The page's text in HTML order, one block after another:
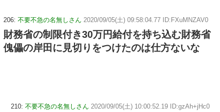
206: 不要不急の名無しさん 2020/09/05(土) 09:58:04.77 ID:FXuMNZAV0
財務省の制限付き30万円給付を持ち込む財務省
傀儡の岸田に見切りをつけたのは仕方ないな
210: 不要不急の名無しさん 2020/09/05(土) 10:00:52.19 ID:gzAh+jHc0